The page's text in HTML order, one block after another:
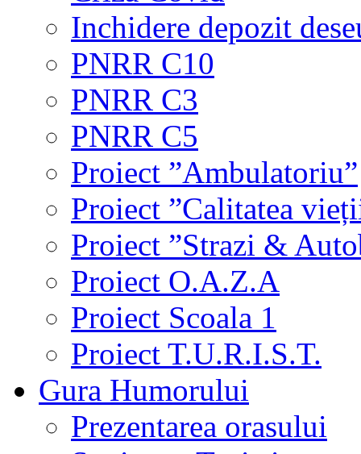
Inchidere depozit
PNRR C10
PNRR C3
PNRR C5
Proiect ”Ambulatoriu”
Proiect ”Calitatea
Proiect ”Strazi &
Proiect O.A.Z.A
Proiect Scoala 1
Proiect T.U.R.I.S.T.
Gura Humorului
Prezentarea orasului